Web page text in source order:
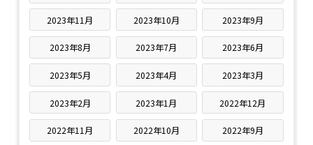
2023年11月 2023年10月 2023年9月
2023年8月 2023年7月 2023年6月
2023年5月 2023年4月 2023年3月
2023年2月 2023年1月 2022年12月
2022年11月 2022年10月 2022年9月